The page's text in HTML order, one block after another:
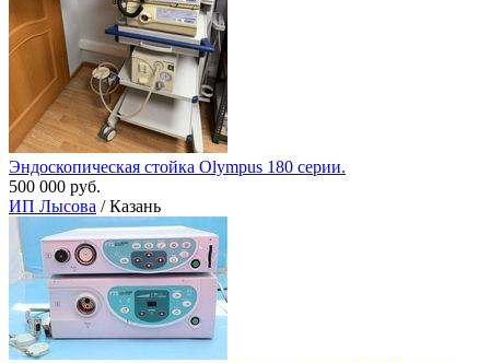
Эндоскопическая стойка Olympus 180 серии.
500 000 руб.
ИП Лысова / Казань